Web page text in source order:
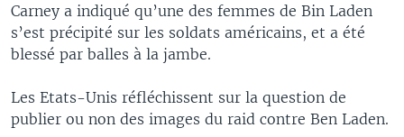
Carney a indiqué qu’une des femmes de Bin Laden
s’est précipité sur les soldats américains, et a été
blessé par balles à la jambe.
Les Etats-Unis réfléchissent sur la question de
publier ou non des images du raid contre Ben Laden.